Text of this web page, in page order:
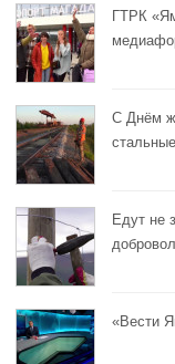
ГТРК
С Днём
Едут не
«Вести